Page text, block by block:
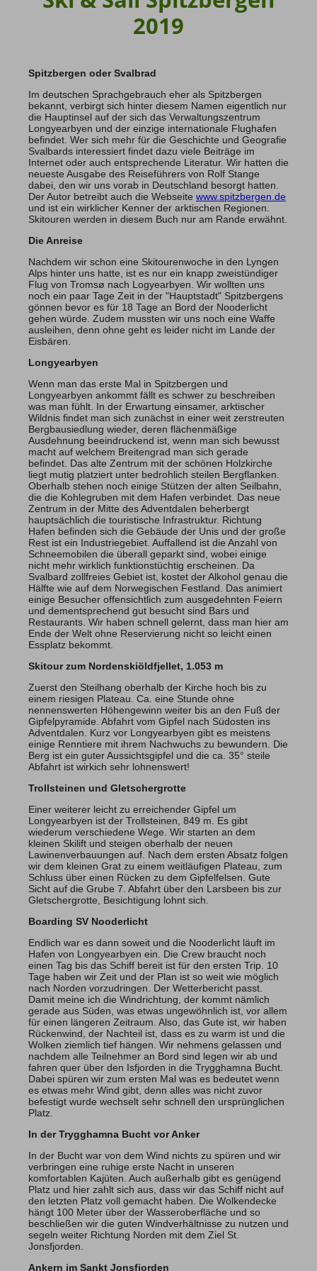
Hochtourenkurse
Klettern
Kletterreisen
Kletterkurse
Klettersteige
Klettersteig Tagestouren
Klettersteigkurse
Wandern
Wandern Weltweit
Wandern Selfguided
Sommer
Über uns
Team
Newsletter
Blog
Kontakt
Partner & Freunde
Tipps & Tricks Schwierigkeits-Bewertung
Newsletter
Kontakt
E-Mail Tel.: 08326 385 63 33
2019
Spitzbergen oder Svalbrad
Im deutschen Sprachgebrauch eher als Spitzbergen
bekannt, verbirgt sich hinter diesem Namen eigentlich nur
die Hauptinsel auf der sich das Verwaltungszentrum
Longyearbyen und der einzige internationale Flughafen
befindet. Wer sich mehr für die Geschichte und Geografie
Svalbards interessiert findet dazu viele Beiträge im
Internet oder auch entsprechende Literatur. Wir hatten die
neueste Ausgabe des Reiseführers von Rolf Stange
dabei, den wir uns vorab in Deutschland besorgt hatten.
Der Autor betreibt auch die Webseite www.spitzbergen.de
und ist ein wirklicher Kenner der arktischen Regionen.
Skitouren werden in diesem Buch nur am Rande erwähnt.
Die Anreise
Nachdem wir schon eine Skitourenwoche in den Lyngen
Alps hinter uns hatte, ist es nur ein knapp zweistündiger
Flug von Tromsø nach Logyearbyen. Wir wollten uns
noch ein paar Tage Zeit in der "Hauptstadt" Spitzbergens
gönnen bevor es für 18 Tage an Bord der Nooderlicht
gehen würde. Zudem mussten wir uns noch eine Waffe
ausleihen, denn ohne geht es leider nicht im Lande der
Eisbären.
Longyearbyen
Wenn man das erste Mal in Spitzbergen und
Longyearbyen ankommt fällt es schwer zu beschreiben
was man fühlt. In der Erwartung einsamer, arktischer
Wildnis findet man sich zunächst in einer weit zerstreuten
Bergbausiedlung wieder, deren flächenmäßige
Ausdehnung beeindruckend ist, wenn man sich bewusst
macht auf welchem Breitengrad man sich gerade
befindet. Das alte Zentrum mit der schönen Holzkirche
liegt mutig platziert unter bedrohlich steilen Bergflanken.
Oberhalb stehen noch einige Stützen der alten Seilbahn,
die die Kohlegruben mit dem Hafen verbindet. Das neue
Zentrum in der Mitte des Adventdalen beherbergt
hauptsächlich die touristische Infrastruktur. Richtung
Hafen befinden sich die Gebäude der Unis und der große
Rest ist ein Industriegebiet. Auffallend ist die Anzahl von
Schneemobilen die überall geparkt sind, wobei einige
nicht mehr wirklich funktionstüchtig erscheinen. Da
Svalbard zollfreies Gebiet ist, kostet der Alkohol genau die
Hälfte wie auf dem Norwegischen Festland. Das animiert
einige Besucher offensichtlich zum ausgedehnten Feiern
und dementsprechend gut besucht sind Bars und
Restaurants. Wir haben schnell gelernt, dass man hier am
Ende der Welt ohne Reservierung nicht so leicht einen
Essplatz bekommt.
Skitour zum Nordenskiöldfjellet, 1.053 m
Zuerst den Steilhang oberhalb der Kirche hoch bis zu
einem riesigen Plateau. Ca. eine Stunde ohne
nennenswerten Höhengewinn weiter bis an den Fuß der
Gipfelpyramide. Abfahrt vom Gipfel nach Südosten ins
Adventdalen. Kurz vor Longyearbyen gibt es meistens
einige Renntiere mit ihrem Nachwuchs zu bewundern. Die
Berg ist ein guter Aussichtsgipfel und die ca. 35° steile
Abfahrt ist wirkich sehr lohnenswert!
Trollsteinen und Gletschergrotte
Einer weiterer leicht zu erreichender Gipfel um
Longyearbyen ist der Trollsteinen, 849 m. Es gibt
wiederum verschiedene Wege. Wir starten an dem
kleinen Skilift und steigen oberhalb der neuen
Lawinenverbauungen auf. Nach dem ersten Absatz folgen
wir dem kleinen Grat zu einem weitläufigen Plateau, zum
Schluss über einen Rücken zu dem Gipfelfelsen. Gute
Sicht auf die Grube 7. Abfahrt über den Larsbeen bis zur
Gletschergrotte, Besichtigung lohnt sich.
Boarding SV Nooderlicht
Endlich war es dann soweit und die Nooderlicht läuft im
Hafen von Longyearbyen ein. Die Crew braucht noch
einen Tag bis das Schiff bereit ist für den ersten Trip. 10
Tage haben wir Zeit und der Plan ist so weit wie möglich
nach Norden vorzudringen. Der Wetterbericht passt.
Damit meine ich die Windrichtung, der kommt nämlich
gerade aus Süden, was etwas ungewöhnlich ist, vor allem
für einen längeren Zeitraum. Also, das Gute ist, wir haben
Rückenwind, der Nachteil ist, dass es zu warm ist und die
Wolken ziemlich tief hängen. Wir nehmens gelassen und
nachdem alle Teilnehmer an Bord sind legen wir ab und
fahren quer über den Isfjorden in die Trygghamna Bucht.
Dabei spüren wir zum ersten Mal was es bedeutet wenn
es etwas mehr Wind gibt, denn alles was nicht zuvor
befestigt wurde wechselt sehr schnell den ursprünglichen
Platz.
In der Trygghamna Bucht vor Anker
In der Bucht war von dem Wind nichts zu spüren und wir
verbringen eine ruhige erste Nacht in unseren
komfortablen Kajüten. Auch außerhalb gibt es genügend
Platz und hier zahlt sich aus, dass wir das Schiff nicht auf
den letzten Platz voll gemacht haben. Die Wolkendecke
hängt 100 Meter über der Wasseroberfläche und so
beschließen wir die guten Windverhältnisse zu nutzen und
segeln weiter Richtung Norden mit dem Ziel St.
Jonsfjorden.
Ankern im Sankt Jonsfjorden